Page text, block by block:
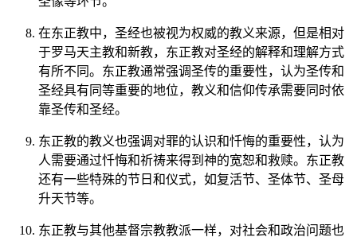
在东正教中，圣经也被视为权威的教义来源，但是相对
于罗马天主教和新教，东正教对圣经的解释和理解方式
有所不同。东正教通常强调圣传的重要性，认为圣传和
圣经具有同等重要的地位，教义和信仰传承需要同时依
靠圣传和圣经。
东正教的教义也强调对罪的认识和忏悔的重要性，认为
人需要通过忏悔和祈祷来得到神的宽恕和救赎。东正教
还有一些特殊的节日和仪式，如复活节、圣体节、圣母
升天节等。
东正教与其他基督宗教教派一样，对社会和政治问题也